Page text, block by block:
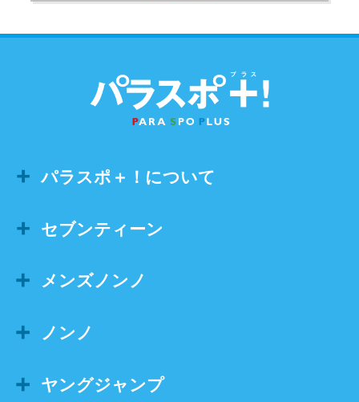
パラスポ＋！について
セブンティーン
メンズノンノ
ノンノ
ヤングジャンプ